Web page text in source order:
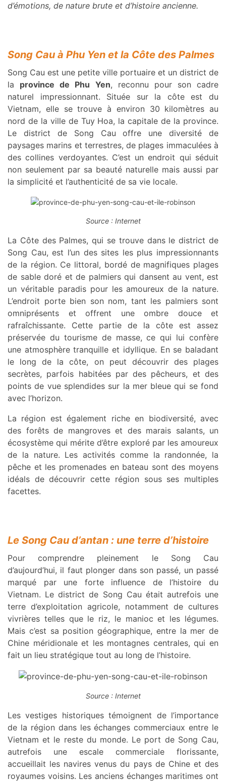
d’émotions, de nature brute et d’histoire ancienne.
Song Cau à Phu Yen et la Côte des Palmes
Song Cau est une petite ville portuaire et un district de
la province de Phu Yen, reconnu pour son cadre
naturel impressionnant. Située sur la côte est du
Vietnam, elle se trouve à environ 30 kilomètres au
nord de la ville de Tuy Hoa, la capitale de la province.
Le district de Song Cau offre une diversité de
paysages marins et terrestres, de plages immaculées à
des collines verdoyantes. C’est un endroit qui séduit
non seulement par sa beauté naturelle mais aussi par
la simplicité et l’authenticité de sa vie locale.
Source : Internet
La Côte des Palmes, qui se trouve dans le district de
Song Cau, est l’un des sites les plus impressionnants
de la région. Ce littoral, bordé de magnifiques plages
de sable doré et de palmiers qui dansent au vent, est
un véritable paradis pour les amoureux de la nature.
L’endroit porte bien son nom, tant les palmiers sont
omniprésents et offrent une ombre douce et
rafraîchissante. Cette partie de la côte est assez
préservée du tourisme de masse, ce qui lui confère
une atmosphère tranquille et idyllique. En se baladant
le long de la côte, on peut découvrir des plages
secrètes, parfois habitées par des pêcheurs, et des
points de vue splendides sur la mer bleue qui se fond
avec l’horizon.
La région est également riche en biodiversité, avec
des forêts de mangroves et des marais salants, un
écosystème qui mérite d’être exploré par les amoureux
de la nature. Les activités comme la randonnée, la
pêche et les promenades en bateau sont des moyens
idéals de découvrir cette région sous ses multiples
facettes.
Le Song Cau d’antan : une terre d’histoire
Pour comprendre pleinement le Song Cau
d’aujourd’hui, il faut plonger dans son passé, un passé
marqué par une forte influence de l’histoire du
Vietnam. Le district de Song Cau était autrefois une
terre d’exploitation agricole, notamment de cultures
vivrières telles que le riz, le manioc et les légumes.
Mais c’est sa position géographique, entre la mer de
Chine méridionale et les montagnes centrales, qui en
fait un lieu stratégique tout au long de l’histoire.
Source : Internet
Les vestiges historiques témoignent de l’importance
de la région dans les échanges commerciaux entre le
Vietnam et le reste du monde. Le port de Song Cau,
autrefois une escale commerciale florissante,
accueillait les navires venus du pays de Chine et des
royaumes voisins. Les anciens échanges maritimes ont